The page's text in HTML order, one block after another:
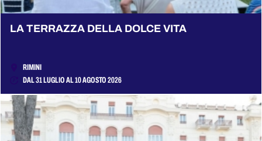
LA TERRAZZA DELLA DOLCE VITA
RIMINI
DAL 31 LUGLIO AL 10 AGOSTO 2026